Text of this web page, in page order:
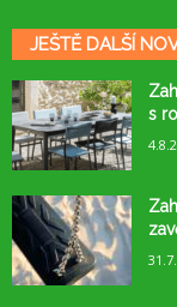
JEŠTĚ DALŠÍ
s